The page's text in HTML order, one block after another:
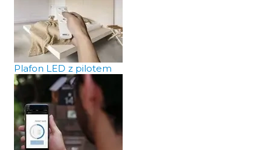
Plafon LED z pilotem